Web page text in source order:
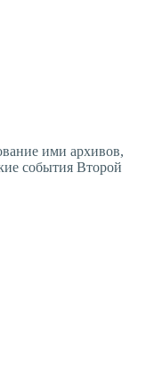
ими архивов,
события Второй